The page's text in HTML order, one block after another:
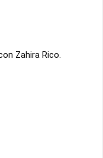
Zahira Rico.